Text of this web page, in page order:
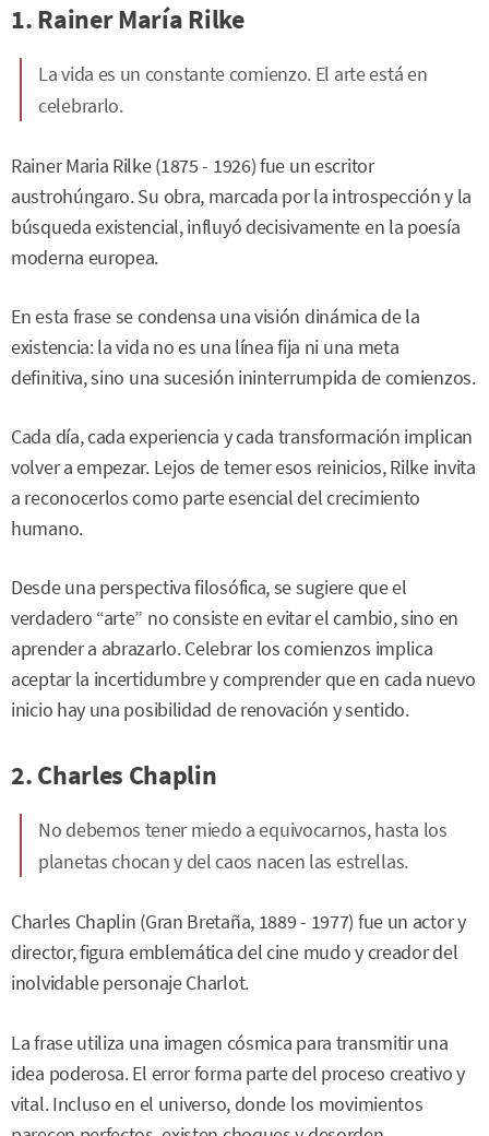
1. Rainer María Rilke
La vida es un constante comienzo. El arte está en
celebrarlo.
Rainer Maria Rilke (1875 - 1926) fue un escritor
austrohúngaro. Su obra, marcada por la introspección y la
búsqueda existencial, influyó decisivamente en la poesía
moderna europea.
En esta frase se condensa una visión dinámica de la
existencia: la vida no es una línea fija ni una meta
definitiva, sino una sucesión ininterrumpida de comienzos.
Cada día, cada experiencia y cada transformación implican
volver a empezar. Lejos de temer esos reinicios, Rilke invita
a reconocerlos como parte esencial del crecimiento
humano.
Desde una perspectiva filosófica, se sugiere que el
verdadero “arte” no consiste en evitar el cambio, sino en
aprender a abrazarlo. Celebrar los comienzos implica
aceptar la incertidumbre y comprender que en cada nuevo
inicio hay una posibilidad de renovación y sentido.
2. Charles Chaplin
No debemos tener miedo a equivocarnos, hasta los
planetas chocan y del caos nacen las estrellas.
Charles Chaplin (Gran Bretaña, 1889 - 1977) fue un actor y
director, figura emblemática del cine mudo y creador del
inolvidable personaje Charlot.
La frase utiliza una imagen cósmica para transmitir una
idea poderosa. El error forma parte del proceso creativo y
vital. Incluso en el universo, donde los movimientos